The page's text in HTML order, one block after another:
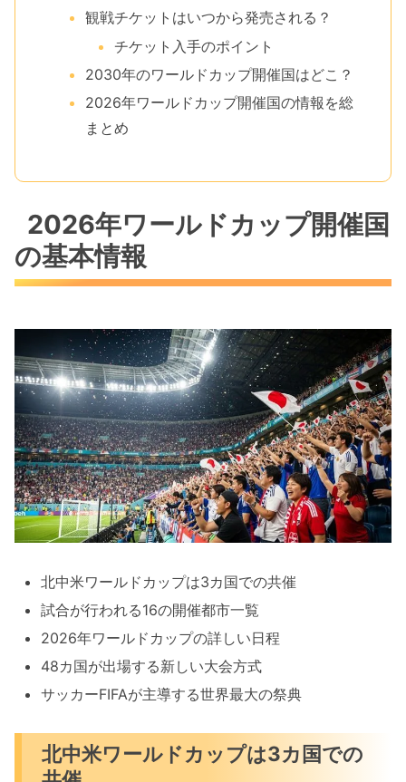
観戦チケットはいつから発売される？
チケット入手のポイント
2030年のワールドカップ開催国はどこ？
2026年ワールドカップ開催国の情報を総
まとめ
2026年ワールドカップ開催国
の基本情報
北中米ワールドカップは3カ国での共催
試合が行われる16の開催都市一覧
2026年ワールドカップの詳しい日程
48カ国が出場する新しい大会方式
サッカーFIFAが主導する世界最大の祭典
北中米ワールドカップは3カ国での